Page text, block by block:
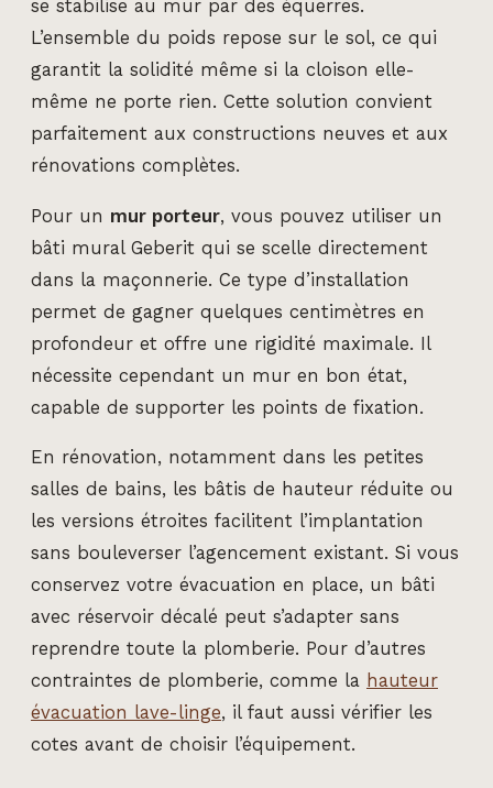
se stabilise au mur par des équerres.
L’ensemble du poids repose sur le sol, ce qui
garantit la solidité même si la cloison elle-
même ne porte rien. Cette solution convient
parfaitement aux constructions neuves et aux
rénovations complètes.
Pour un mur porteur, vous pouvez utiliser un
bâti mural Geberit qui se scelle directement
dans la maçonnerie. Ce type d’installation
permet de gagner quelques centimètres en
profondeur et offre une rigidité maximale. Il
nécessite cependant un mur en bon état,
capable de supporter les points de fixation.
En rénovation, notamment dans les petites
salles de bains, les bâtis de hauteur réduite ou
les versions étroites facilitent l’implantation
sans bouleverser l’agencement existant. Si vous
conservez votre évacuation en place, un bâti
avec réservoir décalé peut s’adapter sans
reprendre toute la plomberie. Pour d’autres
contraintes de plomberie, comme la hauteur
évacuation lave-linge, il faut aussi vérifier les
cotes avant de choisir l’équipement.